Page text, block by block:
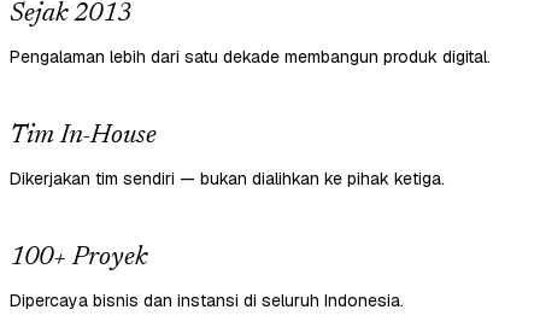
Sejak 2013
Pengalaman lebih dari satu dekade membangun produk digital.
Tim In-House
Dikerjakan tim sendiri — bukan dialihkan ke pihak ketiga.
100+ Proyek
Dipercaya bisnis dan instansi di seluruh Indonesia.